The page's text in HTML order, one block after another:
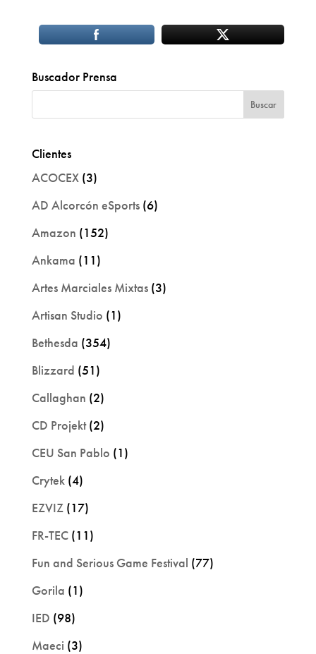
Buscador Prensa
Clientes
ACOCEX(3)
AD Alcorcón eSports(6)
Amazon (152)
Ankama (11)
Artes Marciales Mixtas(3)
Artisan Studio (1)
Bethesda (354)
Blizzard (51)
Callaghan (2)
CD Projekt(2)
CEU San Pablo (1)
Crytek(4)
EZVIZ(17)
FR-TEC(11)
Fun and Serious Game Festival (77)
Gorila (1)
IED (98)
Maeci (3)